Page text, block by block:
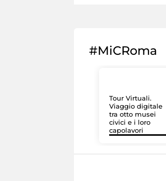
#MiCRoma
Tour Virtuali.
Viaggio digitale
tra otto musei
civici e i loro
capolavori